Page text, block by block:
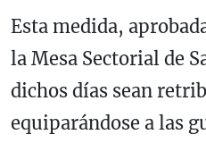
Esta medida,
la Mesa Sectorial de
dichos días sean
equiparándose a las